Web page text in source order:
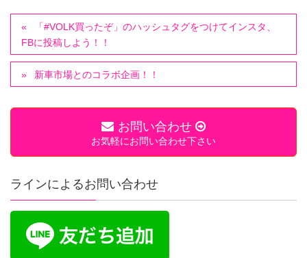
「#VOLK買ったぞ」のハッシュタグをつけてインスタ、
FBに投稿しよう！！
新車市場とのコラボ企画！！
お問い合わせ
お気軽にお問い合わせ下さい
ラインによるお問い合わせ